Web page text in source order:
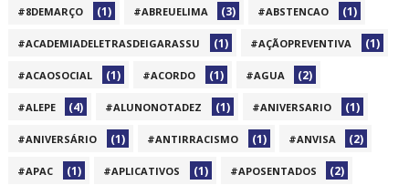
#8DEMARÇO (1) #ABREUELIMA (3) #ABSTENCAO (1)
#ACADEMIADELETRASDEIGARASSU (1) #AÇÃOPREVENTIVA (1)
#ACAOSOCIAL (1) #ACORDO (1) #AGUA (2)
#ALEPE (4) #ALUNONOTADEZ (1) #ANIVERSARIO (1)
#ANIVERSÁRIO (1) #ANTIRRACISMO (1) #ANVISA (2)
#APAC (1) #APLICATIVOS (1) #APOSENTADOS (2)